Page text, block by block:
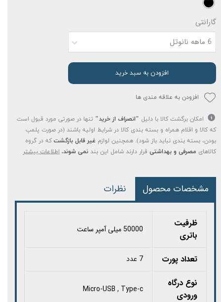
گارانتی
6 ماهه نانوتل
افزودن به سبد خرید
افزودن به علاقه مندی ها
امکان برگشت کالا با دلیل "انصراف از خرید" تنها در صورتی مورد قبول است
که کالا و اقلام همراه و بسته بندی کالا در شرایط اولیه باشند (در صورت پلمپ
بودن، بسته بندی نباید باز شود). همچنین لوازم غیر قابل بازگشت که در گروه
کالاهای مصرفی و بهداشتی قرار دارند شامل این بند نمی شوند. اطلاعات بیشتر
مشخصات محصول نظرات
ظرفیت
باتری
50000 میلی آمپر ساعت
تعداد پورت 7 عدد
نوع درگاه
ورودی
Micro-USB , Type-c